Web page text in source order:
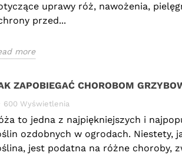
– JAKIE
wieków
To
się z...
JAK KUPOWAĆ RÓŻE Z
OGRODÓW
Róża od wieków
jest za królową ogrodów.
Zachwyca różnorodnością
uprawy róż, nawożenia,
przed...
more
ZAPOBIEGAĆ CHOROBOM
600 Wyświetlenia
to jedna z najpiękniejszych i
ozdobnych w ogrodach. Niestety,
jest podatna na różne choroby,